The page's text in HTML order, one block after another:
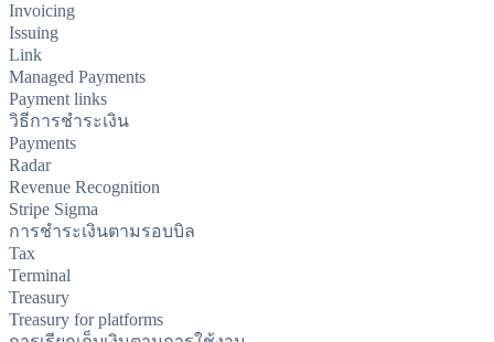
Invoicing
Issuing
Link
Managed Payments
Payment links
วิธีการชำระเงิน
Payments
Radar
Revenue Recognition
Stripe Sigma
การชำระเงินตามรอบบิล
Tax
Terminal
Treasury
Treasury for platforms